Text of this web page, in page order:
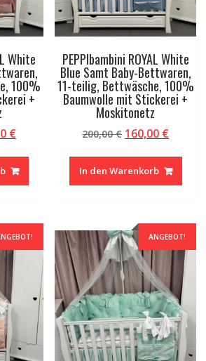
White
100%
+
€
€Aktueller
160,00 €.
PEPPIbambini ROYAL White
Blue Samt Baby-Bettwaren,
11-teilig, Bettwäsche, 100%
Baumwolle mit Stickerei +
Moskitonetz
200,00€ Ursprünglicher
war:
200,00 €
160,00 €
160,00
In den Warenkorb
ANGEBOT!